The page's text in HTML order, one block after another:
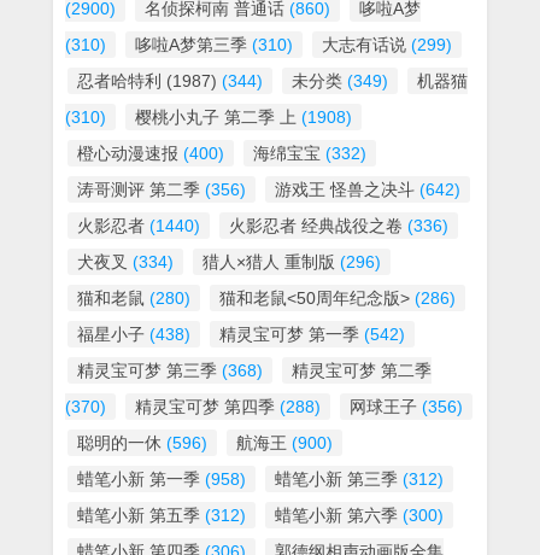
(2900)
名侦探柯南 普通话 (860)
哆啦A梦
(310)
哆啦A梦第三季 (310) 大志有话说 (299)
忍者哈特利 (1987) (344) 未分类 (349)
机器猫
(310)
樱桃小丸子 第二季 上 (1908)
橙心动漫速报 (400) 海绵宝宝 (332)
涛哥测评 第二季 (356) 游戏王 怪兽之决斗 (642)
火影忍者 (1440) 火影忍者 经典战役之卷 (336)
犬夜叉 (334) 猎人×猎人 重制版 (296)
猫和老鼠 (280) 猫和老鼠<50周年纪念版> (286)
福星小子 (438) 精灵宝可梦 第一季 (542)
精灵宝可梦 第三季 (368)
精灵宝可梦 第二季
(370)
精灵宝可梦 第四季 (288) 网球王子 (356)
聪明的一休 (596) 航海王 (900)
蜡笔小新 第一季 (958) 蜡笔小新 第三季 (312)
蜡笔小新 第五季 (312) 蜡笔小新 第六季 (300)